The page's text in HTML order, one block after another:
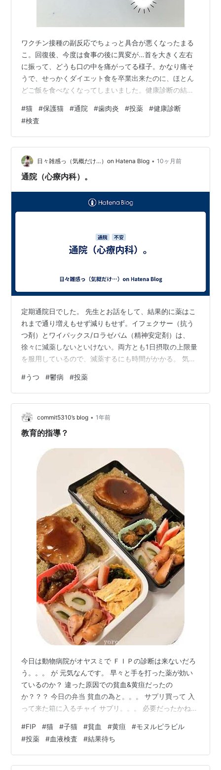
ワクチン接種の副反応でちょっと具合が悪くなったまる
こ。回復後、今度は食事の後に異変が…首を大きく左右
に振って、どうも口の中を痛がってる様子。かなり痛そ
うで、せっかくダイエット食を卒業出来たのに、ほとん
どご飯を食べなくなってしまいました。健康診断の結果
結果の到着を待とうかと思ったんだけど、あまりに痛が
るので、これは待てん！と、すぐに病院へ。どうやら歯
肉炎のようで、一部かなり赤くなってるようです。治療
としては、歯石を取るか、抜歯するか。とりあえず、抗
生剤と痛み止めの飲み薬で様子見となりました。 おしり
に注射したからよ？で、健康診断の結果は、どうやら…
#猫 #保護猫 #通院 #歯肉炎 #投薬 #健康診断
#検査
日々雑感っ（気概だけ…）on Hatena Blog • 10ヶ月前
通院（心療内科）。
定期通院日でした。 先生とお話をして、結果的に薬はこ
れまで通り増えもせず減りもせず。イフェクサー（抗う
つ剤）とワイパックス/ロラゼパム（精神安定剤）は、
徐々に減薬しないといけない。両方とも1日摂取の上限量
を服用しているので、減薬するにも時間がかかる。 気持
見立てではまだダメらしい。 もっとも自分も減薬できる
状態じゃないと思うけど…。沢山の薬を飲んで、一般人
と同等の生活ができる。同等といってもギリギリ綱渡り
で、本来会社が求めるレベルの能力は全然発揮できな
い。 かなり慣れてきたけど、いまだに満員電車は同期と
#うつ #鬱病 #投薬
commit5310’s blog • 1年前
教育的指導？
今日は動物病院がオヤスミで ＦＩＰの診断は来ないだろ
う。。。 が 元気なんです。 早々と手を打った薬が効い
ているのか？ 違った原因での貧血&黄疸だったの
か？？？ 今日の弁当 貧血の為と。。。 サプリ買って 入
って来た箱に入るチャイ サプリ。。。 必要だったかね
#FIP #猫 #子猫 #貧血 #黄疸 #モヌルピラビル
#投薬 #血液検査 #結果待ち